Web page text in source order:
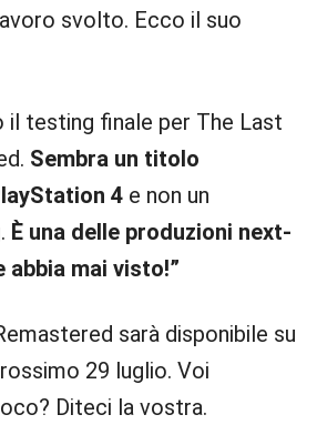
svolto. Ecco il suo
testing finale per The Last
Sembra un titolo
4 e non un
È una delle produzioni next-
abbia mai visto!”
sarà disponibile su
29 luglio. Voi
Diteci la vostra.